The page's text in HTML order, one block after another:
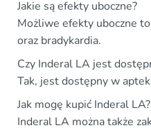
Jakie są efekty uboczne?
Możliwe efekty uboczne
oraz bradykardia.
Czy Inderal LA jest
Tak, jest dostępny w
Jak mogę kupić Inderal LA?
Inderal LA można także